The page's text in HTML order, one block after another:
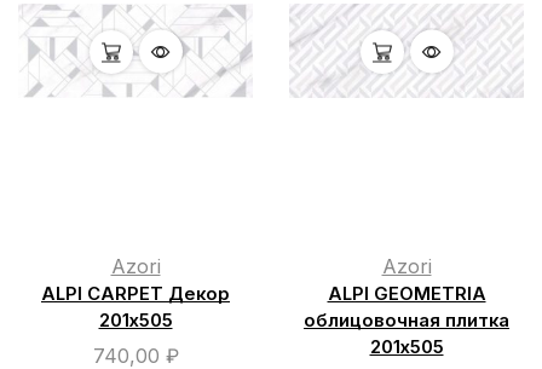
Azori
ALPI CARPET Декор
201х505
740,00 ₽
Azori
ALPI GEOMETRIA
облицовочная плитка
201х505